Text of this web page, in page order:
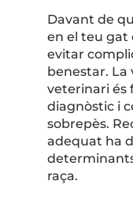
Davant de
en el teu gat
evitar
benestar. La
veterinari és
diagnòstic i
sobrepès.
adequat ha
raça.